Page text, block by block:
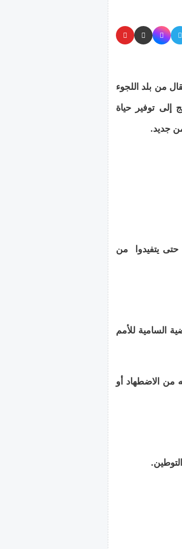
من بلد اللجوء
إلى توفير حياة
جديد.
حتى يتفيدوا من
السامية للأمم
من الاضطهاد أو